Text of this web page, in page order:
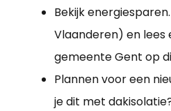
Bekijk
Vlaanderen) en lees
gemeente Gent op
Plannen voor een
je dit met